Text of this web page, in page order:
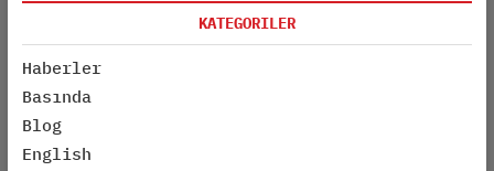
KATEGORILER
Haberler
Basında
Blog
English